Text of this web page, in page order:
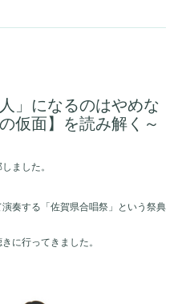
」になるのはやめな
仮面】を読み解く～
ました。
奏する「佐賀県合唱祭」という祭典
に行ってきました。